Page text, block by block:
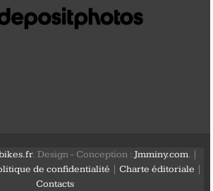
. Design - Conception :Jmminy.com. |
de confidentialité |Charte éditoriale
Contacts